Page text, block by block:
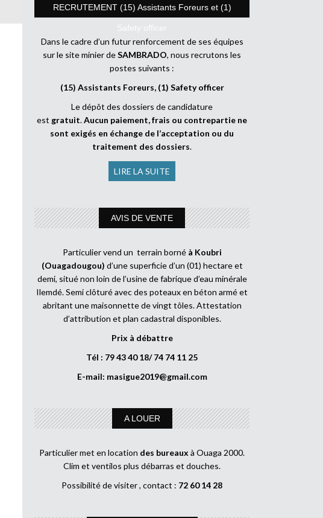
RECRUTEMENT (15) Assistants Foreurs et (1)
Safety officer
Dans le cadre d’un futur renforcement de ses équipes
sur le site minier deSAMBRADO, nous recrutons les
postes suivants :
(15) Assistants Foreurs, (1) Safety officer
Le dépôt des dossiers de candidature
est gratuit.Aucun paiement, frais ou contrepartie ne
sont exigés en échange de l’acceptation ou du
traitement des dossiers.
LIRE LA SUITE
AVIS DE VENTE
Particulier vend un terrain borné à Koubri
(Ouagadougou) d’une superficie d’un (01) hectare et
demi, situé non loin de l’usine de fabrique d’eau minérale
Ilemdé. Semi clôturé avec des poteaux en béton armé et
abritant une maisonnette de vingt tôles. Attestation
d’attribution et plan cadastral disponibles.
Prix à débattre
Tél : 79 43 40 18/ 74 74 11 25
E-mail: masigue2019@gmail.com
A LOUER
Particulier met en location des bureaux à Ouaga 2000.
Clim et ventilos plus débarras et douches.
Possibilité de visiter , contact : 72 60 14 28